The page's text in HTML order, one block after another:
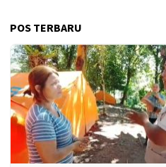
POS TERBARU